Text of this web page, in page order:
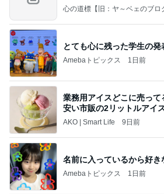
心の道標【旧：ヤ～ベェのブロ
とても心に残った学生の発
Amebaトピックス 1日前
業務用アイスどこに売っ
安い市販の2リットルアイ
トレ
AKO | Smart Life 9日前
名前に入っているから好き
Amebaトピックス 1日前